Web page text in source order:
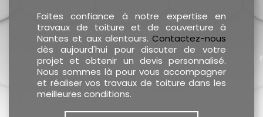
Faites confiance à notre expertise en
travaux de toiture et de couverture à
Nantes et aux alentours. Contactez-nous
dès aujourd'hui pour discuter de votre
projet et obtenir un devis personnalisé.
Nous sommes là pour vous accompagner
et réaliser vos travaux de toiture dans les
meilleures conditions.